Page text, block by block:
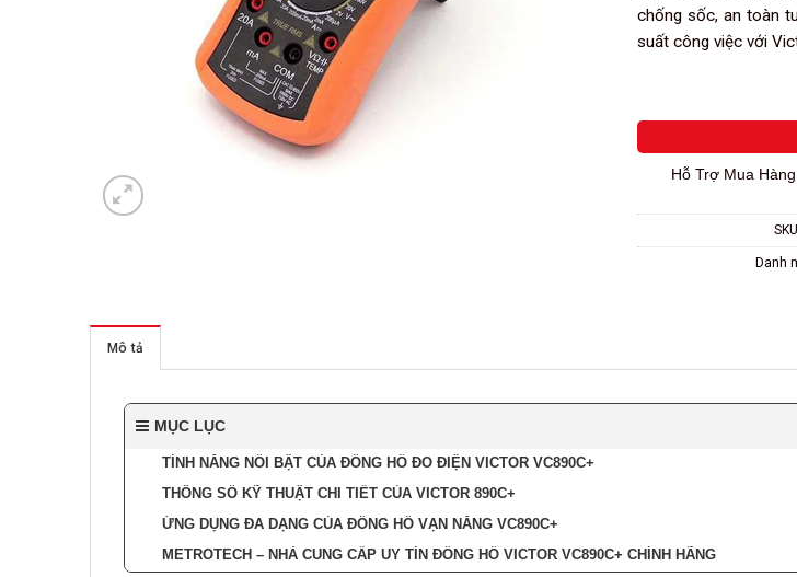
chống sốc, an toàn
suất công việc với
Hỗ Trợ Mua
Danh
Mô tả
MỤC LỤC
TÍNH NĂNG NỔI BẬT CỦA ĐỒNG HỒ ĐO ĐIỆN VICTOR VC890C+
THÔNG SỐ KỸ THUẬT CHI TIẾT CỦA VICTOR 890C+
ỨNG DỤNG ĐA DẠNG CỦA ĐỒNG HỒ VẠN NĂNG VC890C+
METROTECH – NHÀ CUNG CẤP UY TÍN ĐỒNG HỒ VICTOR VC890C+ CHÍNH HÃNG